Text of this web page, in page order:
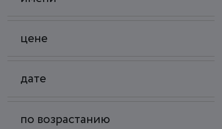
цене
дате
по возрастанию